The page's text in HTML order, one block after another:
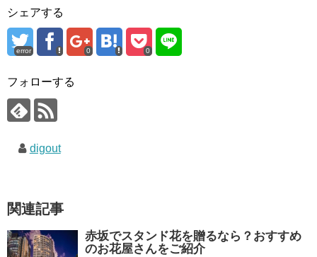
e
b
o
o
k
er
a
シェアする
error 0 0
フォローする
digout
関連記事
赤坂でスタンド花を贈るなら？おすすめ
のお花屋さんをご紹介